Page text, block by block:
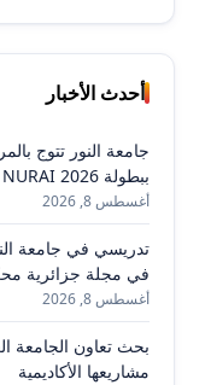
أحدث الأخبار
جامعة النور تتوج
ببطولة NURAI 2026
أغسطس 8, 2026
تدريسي في جامعة
في مجلة جزائرية
أغسطس 8, 2026
بحث تعاون الجامعة
مشاريعها الأكاديمية